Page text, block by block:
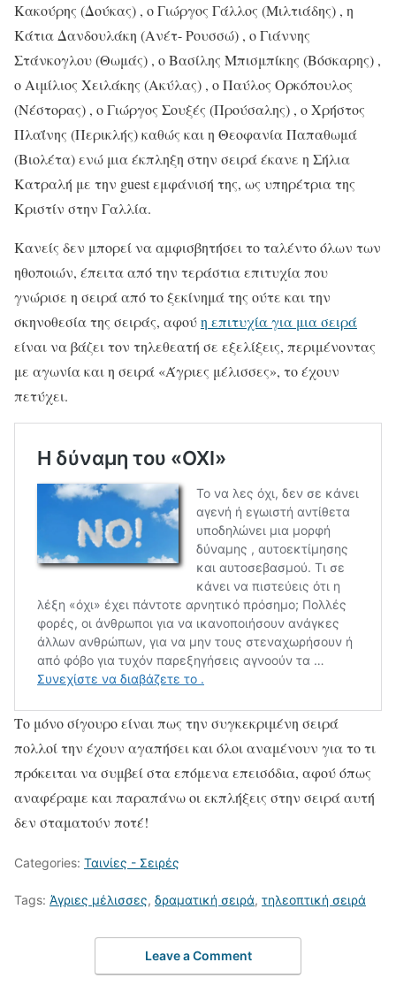
Κακούρης (Δούκας) , ο Γιώργος Γάλλος (Μιλτιάδης) , η
Κάτια Δανδουλάκη (Ανέτ- Ρουσσώ) , ο Γιάννης
Στάνκογλου (Θωμάς) , ο Βασίλης Μπισμπίκης (Βόσκαρης) ,
ο Αιμίλιος Χειλάκης (Ακύλας) , ο Παύλος Ορκόπουλος
(Νέστορας) , ο Γιώργος Σουξές (Προύσαλης) , ο Χρήστος
Πλαΐνης (Περικλής) καθώς και η Θεοφανία Παπαθωμά
(Βιολέτα) ενώ μια έκπληξη στην σειρά έκανε η Σήλια
Κατραλή με την guest εμφάνισή της, ως υπηρέτρια της
Κριστίν στην Γαλλία.
Κανείς δεν μπορεί να αμφισβητήσει το ταλέντο όλων των
ηθοποιών, έπειτα από την τεράστια επιτυχία που
γνώρισε η σειρά από το ξεκίνημά της ούτε και την
σκηνοθεσία της σειράς, αφούη επιτυχία για μια σειρά
είναι να βάζει τον τηλεθεατή σε εξελίξεις, περιμένοντας
με αγωνία και η σειρά «Άγριες μέλισσες», το έχουν
πετύχει.
Το μόνο σίγουρο είναι πως την συγκεκριμένη σειρά
πολλοί την έχουν αγαπήσει και όλοι αναμένουν για το τι
πρόκειται να συμβεί στα επόμενα επεισόδια, αφού όπως
αναφέραμε και παραπάνω οι εκπλήξεις στην σειρά αυτή
δεν σταματούν ποτέ!
Categories: Ταινίες - Σειρές
Tags: Άγριες μέλισσες, δραματική σειρά, τηλεοπτική σειρά
Leave a Comment